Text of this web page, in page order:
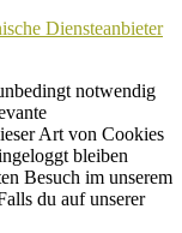
Diensteanbieter
notwendig
Art von Cookies
bleiben
Besuch im unserem
du auf unserer